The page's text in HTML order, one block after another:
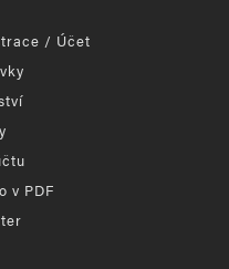
/ Účet
v PDF